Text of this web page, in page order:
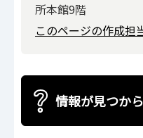
所本館9階
このページの作成担
情報が見つか